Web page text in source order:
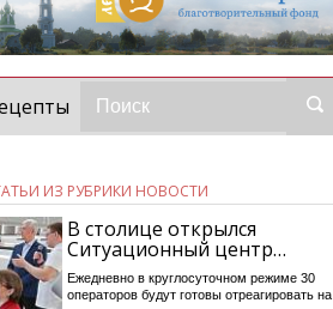
ИЗ РУБРИКИ НОВОСТИ
В столице открылся
Ситуационный центр…
Ежедневно в круглосуточном режиме 30
операторов будут готовы отреагировать на